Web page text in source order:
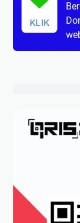
KLIK